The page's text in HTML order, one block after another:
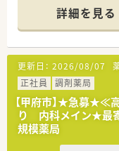
念に掲げ、調剤
ます。
■一人ひとりの
ンを提示し、若
特徴です。
しており在宅業
■年間休日は120
定のお休みとな
■正社員2名パー
務にあたってい
【職場環境と雰囲気
■産前産後休暇
も驚異の100%を
■社員は経営す
ッシュしやすい環
■機械化を積極
詳細を見る
更新日： 2026/08/07
正社員
調剤薬局
【甲府市】★急募
り 内科メイン★最
規模薬局